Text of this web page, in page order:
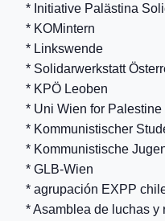
* Initiative Palästina
* KOMintern
* Linkswende
* Solidarwerkstatt
* KPÖ Leoben
* Uni Wien for Palestine
* Kommunistischer
* Kommunistische
* GLB-Wien
* agrupación EXPP
* Asamblea de luchas y